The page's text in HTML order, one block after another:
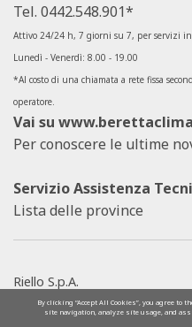
Tel. 0442.548.901*
Attivo 24/24 h, 7 giorni su 7, per servizi
Lunedì - Venerdì: 8.00 - 19.00
*Al costo di una chiamata a rete fissa
operatore.
Vai su
Per conoscere le ultime
Servizio Assistenza
Lista delle province
Riello S.p.A.
SOCIETÀ SOGGETTA ALLA
COORDINAMENTO DI
By clicking “Accept All Cookies”, you agree to
site navigation, analyze site usage, and